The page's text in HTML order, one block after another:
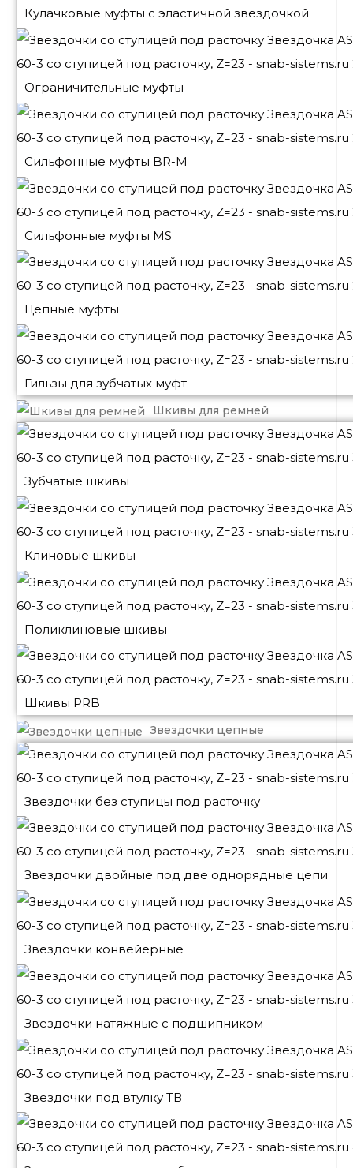
Кулачковые муфты с эластичной звёздочкой
Ограничительные муфты
Сильфонные муфты BR-M
Сильфонные муфты MS
Цепные муфты
Гильзы для зубчатых муфт
Шкивы для ремней
Зубчатые шкивы
Клиновые шкивы
Поликлиновые шкивы
Шкивы PRB
Звездочки цепные
Звездочки без ступицы под расточку
Звездочки двойные под две однорядные цепи
Звездочки конвейерные
Звездочки натяжные с подшипником
Звездочки под втулку ТВ